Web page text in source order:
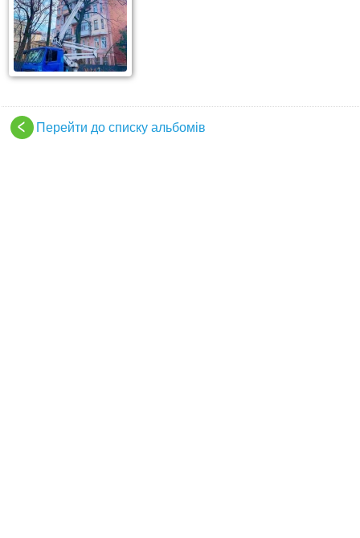
Перейти до списку альбомів